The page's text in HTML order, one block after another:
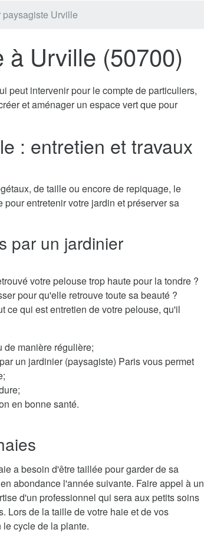
Urville
à Urville (50700)
peut intervenir pour le compte de particuliers,
et aménager un espace vert que pour
: entretien et travaux
de taille ou encore de repiquage, le
entretenir votre jardin et préserver sa
par un jardinier
votre pelouse trop haute pour la tondre ?
pour qu'elle retrouve toute sa beauté ?
ce qui est entretien de votre pelouse, qu'il
de manière régulière;
un jardinier (paysagiste) Paris vous permet
en bonne santé.
a besoin d'être taillée pour garder de sa
abondance l'année suivante. Faire appel à un
d'un professionnel qui sera aux petits soins
Lors de la taille de votre haie et de vos
cycle de la plante.